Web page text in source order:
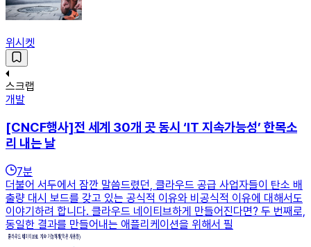
위시켓
스크랩
개발
[CNCF행사]전 세계 30개 곳 동시 ‘IT 지속가능성’ 한목소
리 내는 날
7분
더불어 서두에서 잠깐 말씀드렸던, 클라우드 공급 사업자들이 탄소 배
출량 대시 보드를 갖고 있는 공식적 이유와 비공식적 이유에 대해서도
이야기하려 합니다. 클라우드 네이티브하게 만들어진다면? 두 번째로,
동일한 결과를 만들어내는 애플리케이션을 위해서 필